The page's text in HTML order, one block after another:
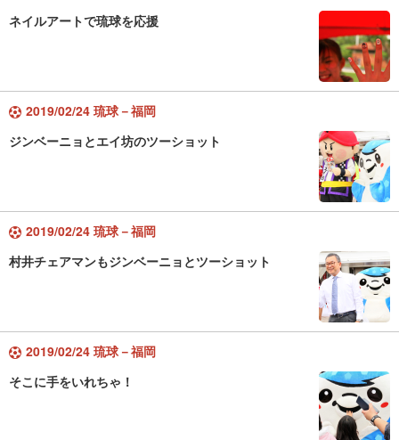
ネイルアートで琉球を応援
2019/02/24 琉球－福岡
ジンベーニョとエイ坊のツーショット
2019/02/24 琉球－福岡
村井チェアマンもジンベーニョとツーショット
2019/02/24 琉球－福岡
そこに手をいれちゃ！